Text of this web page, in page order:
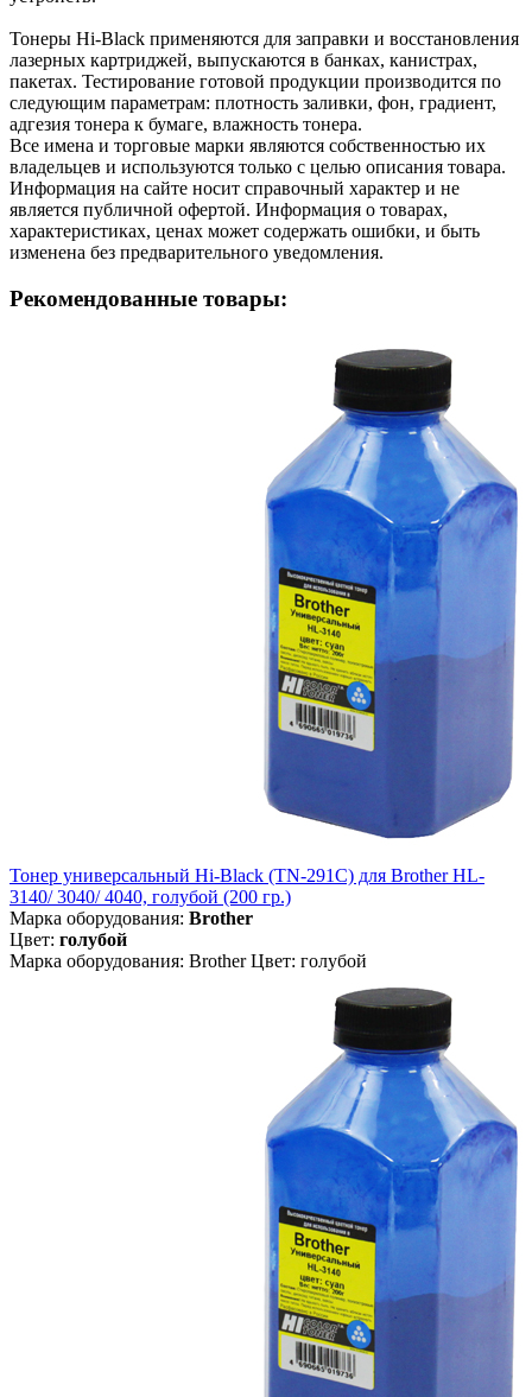
Тонеры Hi-Black применяются для заправки и восстановления
лазерных картриджей, выпускаются в банках, канистрах,
пакетах. Тестирование готовой продукции производится по
следующим параметрам: плотность заливки, фон, градиент,
адгезия тонера к бумаге, влажность тонера.
Все имена и торговые марки являются собственностью их
владельцев и используются только с целью описания товара.
Информация на сайте носит справочный характер и не
является публичной офертой. Информация о товарах,
характеристиках, ценах может содержать ошибки, и быть
изменена без предварительного уведомления.
Рекомендованные товары:
Тонер универсальный Hi-Black (TN-291C) для Brother HL-
3140/ 3040/ 4040, голубой (200 гр.)
Марка оборудования: Brother
Цвет: голубой
Марка оборудования: Brother Цвет: голубой